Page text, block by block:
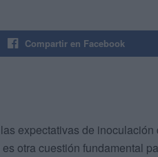
Compartir en Facebook
expectativas de
otra cuestión fundamental